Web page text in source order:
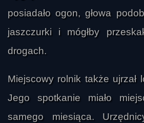
posiadało ogon, głowa
jaszczurki i mógłby
drogach.
Miejscowy rolnik także ujrzał
Jego spotkanie miało
samego miesiąca.